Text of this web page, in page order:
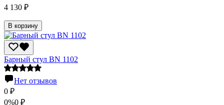
4 130 ₽
В корзину
Барный стул BN 1102
Нет отзывов
0 ₽
0%0 ₽